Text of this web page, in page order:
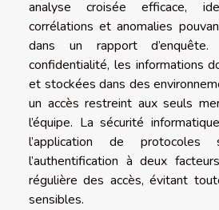
analyse croisée efficace,
corrélations et anomalies
dans un rapport
confidentialité, les informations
et stockées dans des
un accès restreint aux seuls
l’équipe. La sécurité
l’application de
l’authentification à deux
régulière des accès, évitant
sensibles.